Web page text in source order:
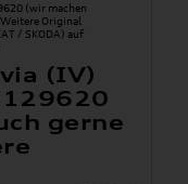
(IV)
gerne